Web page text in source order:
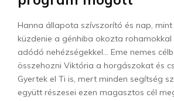
Hanna állapota szívszorító és nap,
küzdenie a génhiba okozta
adódó nehézségekkel… Eme nemes
összehozni Viktória a horgászokat és
Gyertek el Ti is, mert minden segítség
együtt részesei ezen magasztos cél